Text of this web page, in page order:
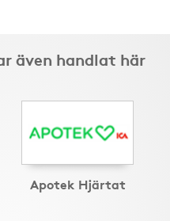
även handlat här
Apotek Hjärtat